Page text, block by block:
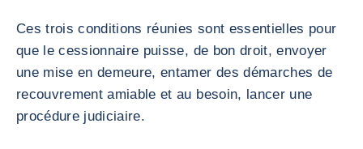
Ces trois conditions réunies sont essentielles pour
que le cessionnaire puisse, de bon droit, envoyer
une mise en demeure, entamer des démarches de
recouvrement amiable et au besoin, lancer une
procédure judiciaire.